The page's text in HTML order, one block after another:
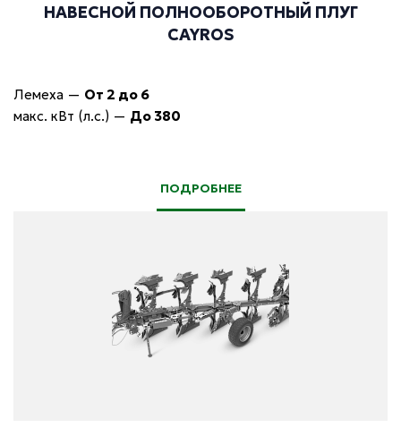
НАВЕСНОЙ ПОЛНООБОРОТНЫЙ ПЛУГ
CAYROS
Лемеха — От 2 до 6
макс. кВт (л.с.) — До 380
ПОДРОБНЕЕ